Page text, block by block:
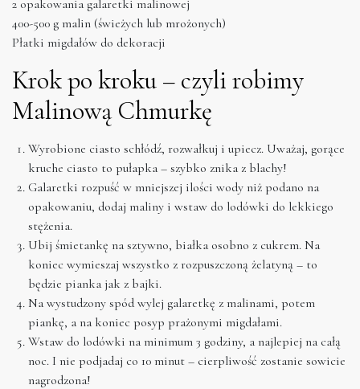
2 opakowania galaretki malinowej
400-500 g malin (świeżych lub mrożonych)
Płatki migdałów do dekoracji
Krok po kroku – czyli robimy
Malinową Chmurkę
Wyrobione ciasto schłódź, rozwałkuj i upiecz. Uważaj, gorące
kruche ciasto to pułapka – szybko znika z blachy!
Galaretki rozpuść w mniejszej ilości wody niż podano na
opakowaniu, dodaj maliny i wstaw do lodówki do lekkiego
stężenia.
Ubij śmietankę na sztywno, białka osobno z cukrem. Na
koniec wymieszaj wszystko z rozpuszczoną żelatyną – to
będzie pianka jak z bajki.
Na wystudzony spód wylej galaretkę z malinami, potem
piankę, a na koniec posyp prażonymi migdałami.
Wstaw do lodówki na minimum 3 godziny, a najlepiej na całą
noc. I nie podjadaj co 10 minut – cierpliwość zostanie sowicie
nagrodzona!